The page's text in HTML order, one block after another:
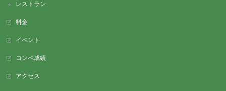
レストラン
料金
イベント
コンペ成績
アクセス